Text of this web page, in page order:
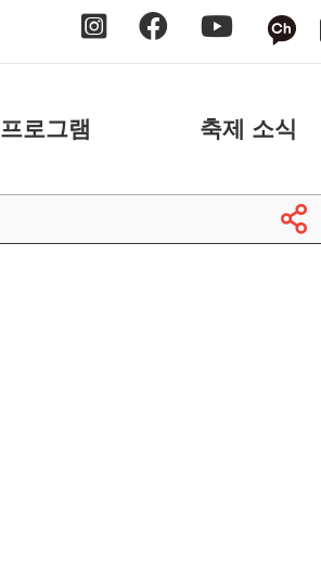
프로그램
날짜별
장소별
축제 소식
공지사항
보도자료